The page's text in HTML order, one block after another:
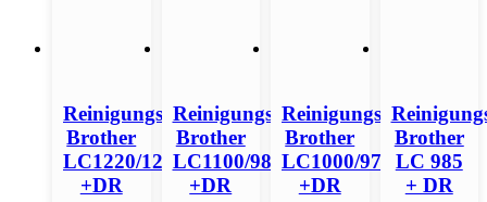
Reinigungspatronen
Brother
LC1220/1280
+DR
Reinigungspatronen
Brother
LC1100/980
+DR
Reinigungspatronen
Brother
LC1000/970
+DR
Brother
LC 985
+ DR